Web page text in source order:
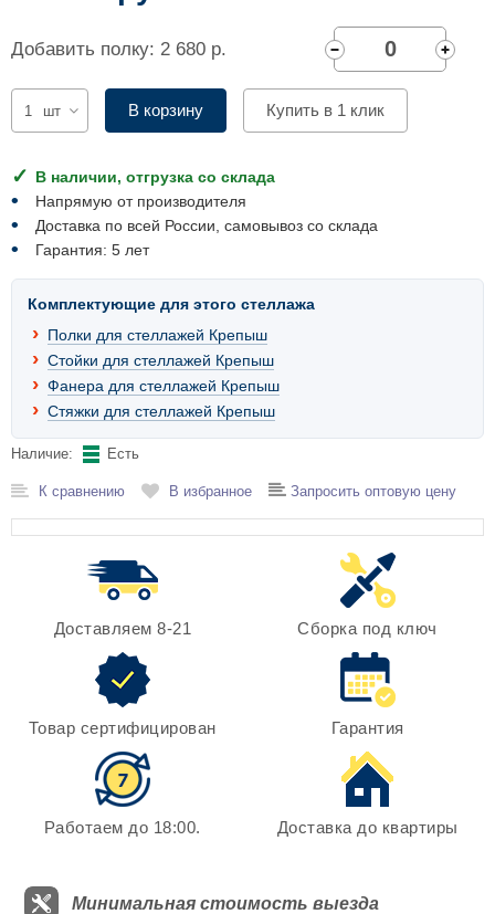
Добавить полку: 2 680 р.
шт В корзину Купить в 1 клик
В наличии, отгрузка со склада
Напрямую от производителя
Доставка по всей России, самовывоз со склада
Гарантия: 5 лет
Комплектующие для этого стеллажа
Полки для стеллажей Крепыш
Стойки для стеллажей Крепыш
Фанера для стеллажей Крепыш
Стяжки для стеллажей Крепыш
Наличие: Есть
К сравнению В избранное Запросить оптовую цену
Доставляем 8-21 Сборка под ключ
Товар сертифицирован Гарантия
Работаем до 18:00. Доставка до квартиры
Минимальная стоимость выезда